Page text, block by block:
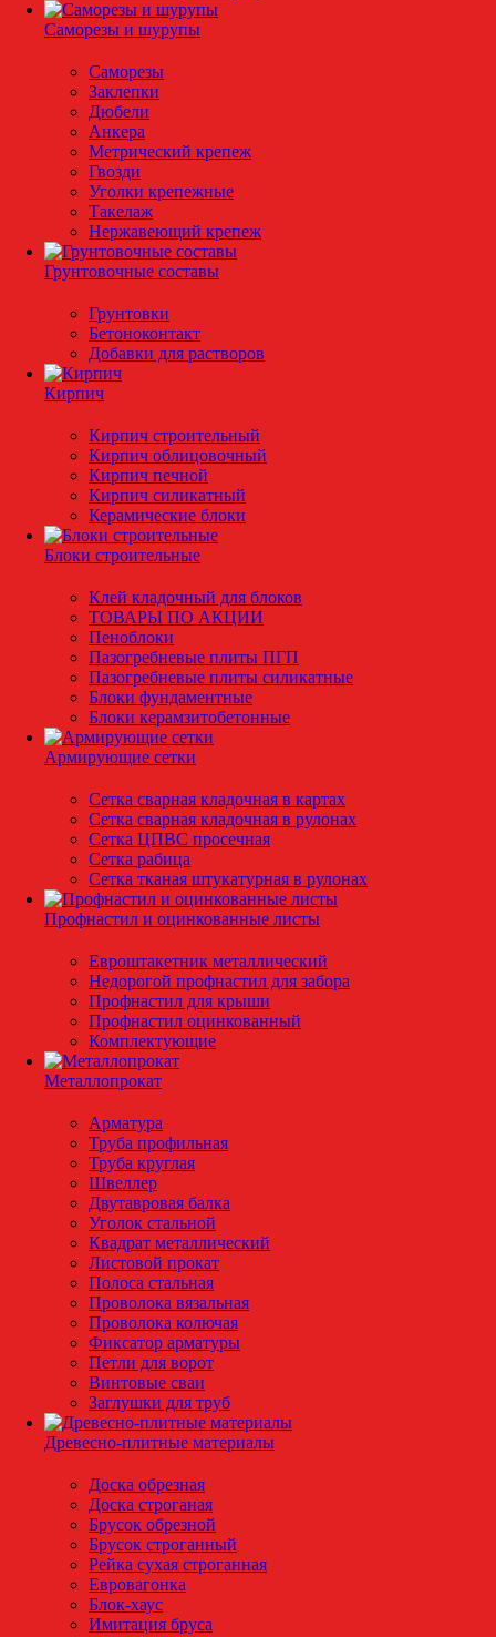
Саморезы и шурупы
Саморезы
Заклепки
Дюбели
Анкера
Метрический крепеж
Гвозди
Уголки крепежные
Такелаж
Нержавеющий крепеж
Грунтовочные составы
Грунтовки
Бетоноконтакт
Добавки для растворов
Кирпич
Кирпич строительный
Кирпич облицовочный
Кирпич печной
Кирпич силикатный
Керамические блоки
Блоки строительные
Клей кладочный для блоков
ТОВАРЫ ПО АКЦИИ
Пеноблоки
Пазогребневые плиты ПГП
Пазогребневые плиты силикатные
Блоки фундаментные
Блоки керамзитобетонные
Армирующие сетки
Сетка сварная кладочная в картах
Сетка сварная кладочная в рулонах
Сетка ЦПВС просечная
Сетка рабица
Сетка тканая штукатурная в рулонах
Профнастил и оцинкованные листы
Евроштакетник металлический
Недорогой профнастил для забора
Профнастил для крыши
Профнастил оцинкованный
Комплектующие
Металлопрокат
Арматура
Труба профильная
Труба круглая
Швеллер
Двутавровая балка
Уголок стальной
Квадрат металлический
Листовой прокат
Полоса стальная
Проволока вязальная
Проволока колючая
Фиксатор арматуры
Петли для ворот
Винтовые сваи
Заглушки для труб
Древесно-плитные материалы
Доска обрезная
Доска строганая
Брусок обрезной
Брусок строганный
Рейка сухая строганная
Евровагонка
Блок-хаус
Имитация бруса